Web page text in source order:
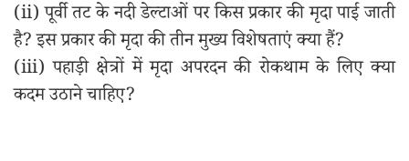
(ii) पूर्वी तट के नदी डेल्टाओं पर किस प्रकार की मृदा पाई जाती
है? इस प्रकार की मृदा की तीन मुख्य विशेषताएं क्या हैं?
(iii) पहाड़ी क्षेत्रों में मृदा अपरदन की रोकथाम के लिए क्या
कदम उठाने चाहिए?